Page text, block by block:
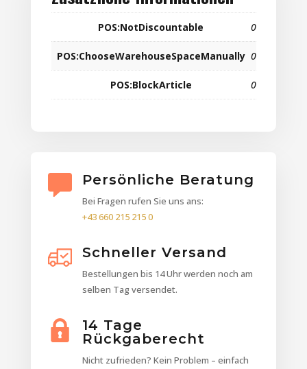
POS:NotDiscountable 0
POS:ChooseWarehouseSpaceManually 0
POS:BlockArticle 0
Persönliche Beratung
Bei Fragen rufen Sie uns ans:
+43 660 215 215 0
Schneller Versand
Bestellungen bis 14 Uhr werden noch am
selben Tag versendet.
14 Tage
Rückgaberecht
Nicht zufrieden? Kein Problem – einfach